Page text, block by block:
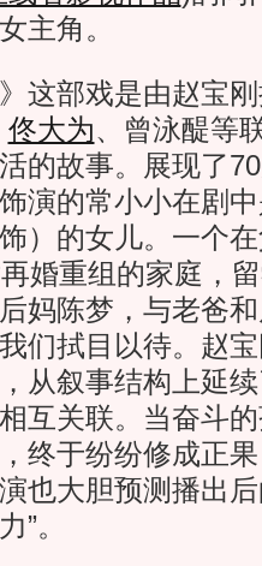
主角。
部戏是由赵宝刚
佟大为、曾泳醍等
的故事。展现了
演的常小小在剧
饰）的女儿。一个
婚重组的家庭，
妈陈梦，与老爸
们拭目以待。赵
从叙事结构上延
互关联。当奋斗
终于纷纷修成正
也大胆预测播出
”。